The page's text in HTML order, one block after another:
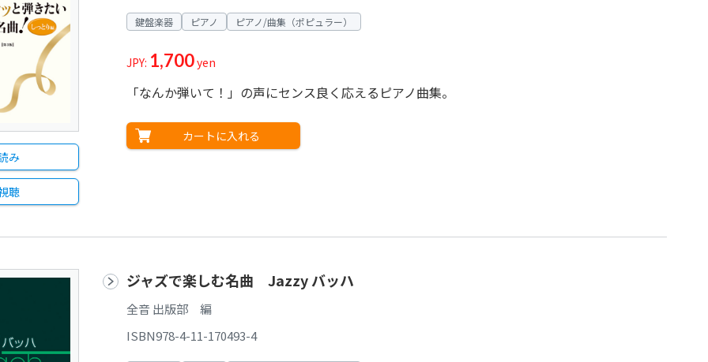
み
聴
鍵盤楽器 ピアノ ピアノ/曲集（ポピュラー）
JPY: 1,700yen
「なんか弾いて！」の声にセンス良く応えるピアノ曲集。
カートに入れる
ジャズで楽しむ名曲 Jazzy バッハ
全音 出版部 編
ISBN978-4-11-170493-4